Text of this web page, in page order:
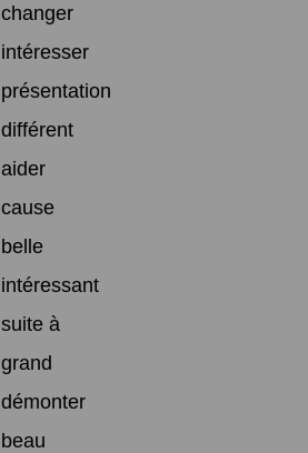
changer
intéresser
présentation
différent
aider
cause
belle
intéressant
suite à
grand
démonter
beau